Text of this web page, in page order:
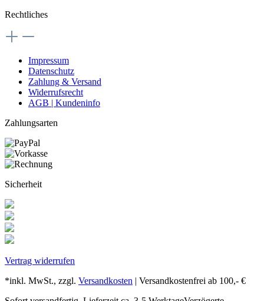
Rechtliches
Impressum
Datenschutz
Zahlung & Versand
Widerrufsrecht
AGB | Kundeninfo
Zahlungsarten
Sicherheit
Vertrag widerrufen
*inkl. MwSt., zzgl. Versandkosten | Versandkostenfrei ab 100,- €